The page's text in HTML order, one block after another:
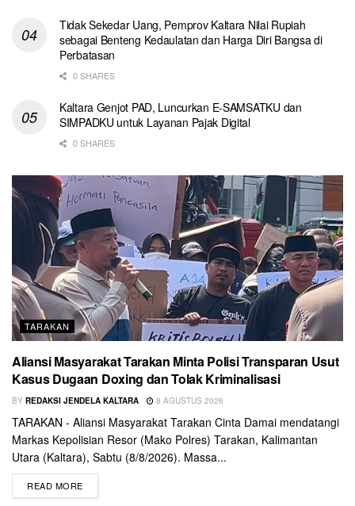
Tidak Sekedar Uang, Pemprov Kaltara Nilai Rupiah
sebagai Benteng Kedaulatan dan Harga Diri Bangsa di
Perbatasan
0 SHARES
Kaltara Genjot PAD, Luncurkan E-SAMSATKU dan
SIMPADKU untuk Layanan Pajak Digital
0 SHARES
TARAKAN
Aliansi Masyarakat Tarakan Minta Polisi Transparan Usut
Kasus Dugaan Doxing dan Tolak Kriminalisasi
BY REDAKSI JENDELA KALTARA 8 AGUSTUS 2026
TARAKAN - Aliansi Masyarakat Tarakan Cinta Damai mendatangi
Markas Kepolisian Resor (Mako Polres) Tarakan, Kalimantan
Utara (Kaltara), Sabtu (8/8/2026). Massa...
READ MORE